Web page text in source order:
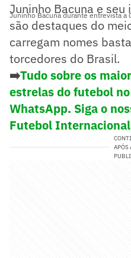
Juninho Bacuna durante entrevista a
Juninho Bacuna e seu
são destaques do
carregam nomes
torcedores do Brasil.
➡️Tudo sobre os
estrelas do futebol
WhatsApp. Siga o
Futebol Internacional
APÓS